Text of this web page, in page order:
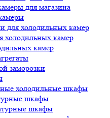
для магазина
для холодильных камер
холодильных камер
камер
заморозки
холодильные шкафы
шкафы
шкафы